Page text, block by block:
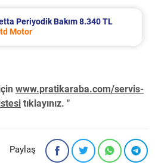
Periyodik Bakım 8.340 TL
Motor
www.pratikaraba.com/servis-
tıklayınız. "
Paylaş